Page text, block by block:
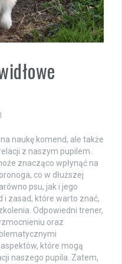
naukę komend, ale także
z naszym pupilem.
znacząco wpłynąć na
co w dłuższej
psu, jak i jego
i zasad, które warto znać,
Odpowiedni trener,
oraz
które mogą
naszego pupila. Zatem,